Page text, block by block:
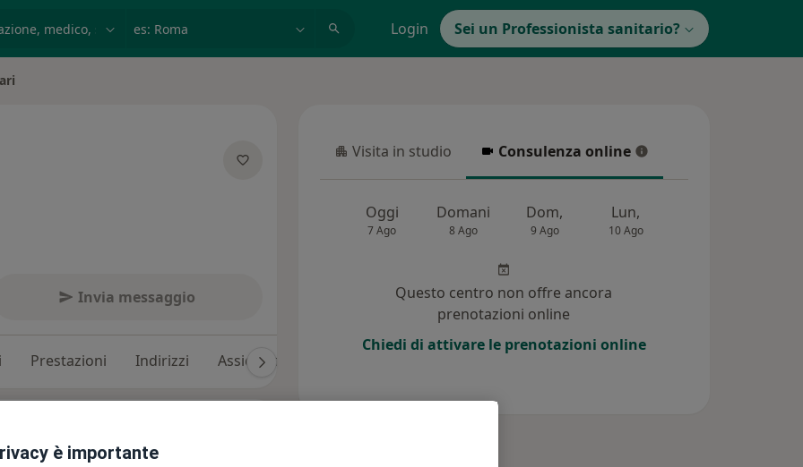
Login Sei un Professionista sanitario?
Invia messaggio
Prestazioni Indirizzi Assicurazioni
e profonda passione per il suo
Visita in studio
Visita in studio Consulenza online
Consulenza online
Oggi
7 Ago
Domani
8 Ago
Dom,
9 Ago
Lun,
10 Ago
Questo centro non offre ancora
prenotazioni online
Chiedi di attivare le prenotazioni online
è importante